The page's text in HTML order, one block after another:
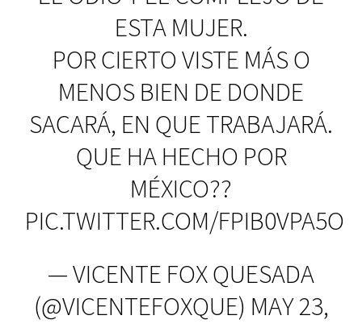
ESTA MUJER.
POR CIERTO VISTE MÁS O
MENOS BIEN DE DONDE
SACARÁ, EN QUE TRABAJARÁ.
QUE HA HECHO POR
MÉXICO??
PIC.TWITTER.COM/FPIB0VPA5O
— VICENTE FOX QUESADA
(@VICENTEFOXQUE) MAY 23,